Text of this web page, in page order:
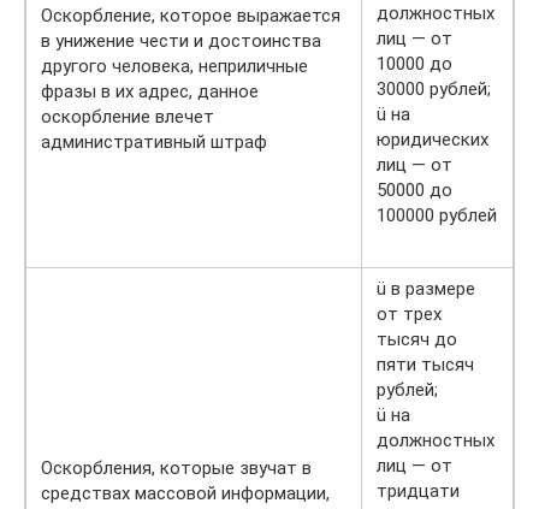
Оскорбление, которое выражается
в унижение чести и достоинства
другого человека, неприличные
фразы в их адрес, данное
оскорбление влечет
административный штраф
должностных
лиц — от
10000 до
30000 рублей;
ü на
юридических
лиц — от
50000 до
100000 рублей
Оскорбления, которые звучат в
средствах массовой информации,
ü в размере
от трех
тысяч до
пяти тысяч
рублей;
ü на
должностных
лиц — от
тридцати